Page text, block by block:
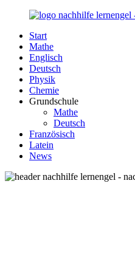
Zurück
Inhalt
Nachhilfe-
Lernengel.de
Unsere
Nachhilfe-
Eule
berät
zum
Damit
Lernen
Spaß
Start
Mathe
Englisch
Deutsch
Physik
Chemie
Grundschule
Mathe
Deutsch
Französisch
Latein
News